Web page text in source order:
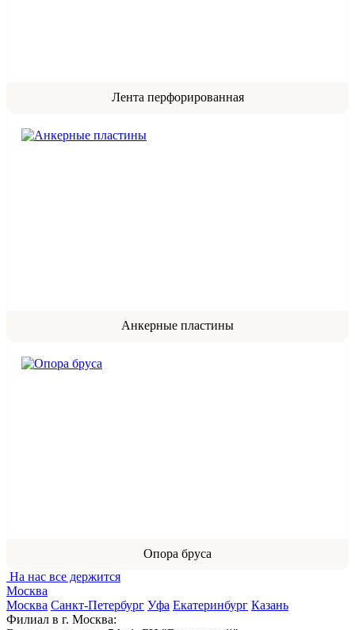
Лента перфорированная
Анкерные пластины
Опора бруса
На нас все держится
Москва
Москва Санкт-Петербург Уфа Екатеринбург Казань
Филиал в г. Москва: